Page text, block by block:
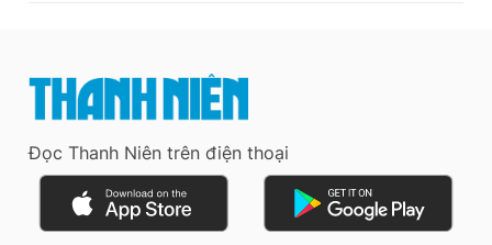
Đọc Thanh Niên trên điện thoại